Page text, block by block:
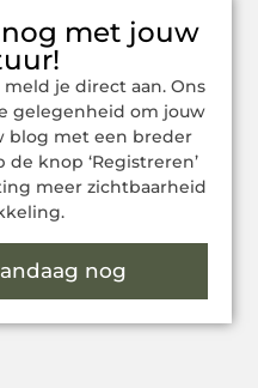
met jouw
je direct aan. Ons
gelegenheid om jouw
blog met een breder
knop ‘Registreren’
meer zichtbaarheid
nog